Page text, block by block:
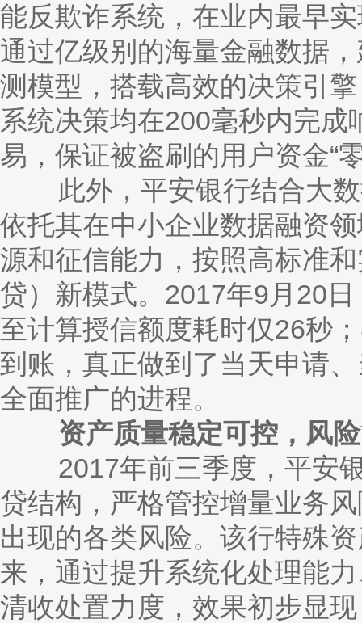
能反欺诈系统，在业内最早
通过亿级别的海量金融数据
测模型，搭载高效的决策引
系统决策均在200毫秒内完成
易，保证被盗刷的用户资金“
此外，平安银行结合大数
依托其在中小企业数据融资
源和征信能力，按照高标准
贷）新模式。2017年9月20
至计算授信额度耗时仅26秒
到账，真正做到了当天申请
全面推广的进程。
资产质量稳定可控，风险
2017年前三季度，平安银
贷结构，严格管控增量业务
出现的各类风险。该行特殊
来，通过提升系统化处理能
清收处置力度，效果初步显